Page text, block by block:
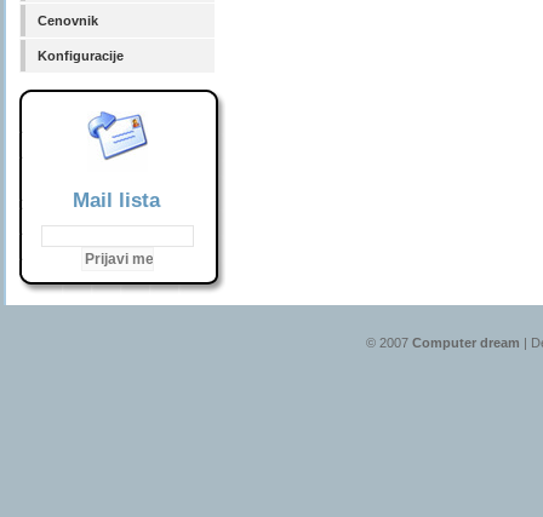
Cenovnik
Konfiguracije
Mail lista
© 2007 Computer dream |